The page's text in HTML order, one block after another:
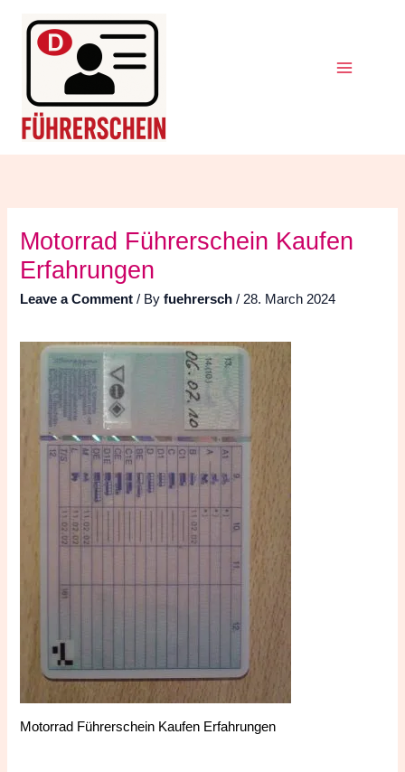
content
Motorrad Führerschein Kaufen
Erfahrungen
Leave a Comment / Byfuehrersch/ 28. March 2024
Motorrad Führerschein Kaufen Erfahrungen